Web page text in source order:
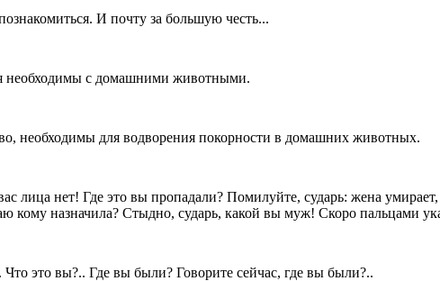
И почту за большую честь...
необходимы с домашними животными.
необходимы для водворения покорности в домашних животных.
лица нет! Где это вы пропадали? Помилуйте, сударь: жена
кому назначила? Стыдно, сударь, какой вы муж! Скоро пальцами
это вы?.. Где вы были? Говорите сейчас, где вы были?..